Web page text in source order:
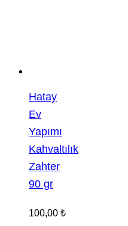
Hatay
Ev
Yapımı
Kahvaltılık
Zahter
90 gr
100,00 ₺